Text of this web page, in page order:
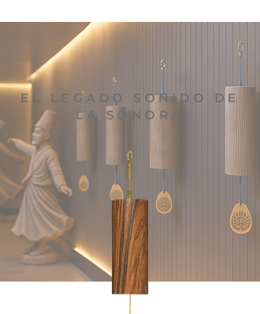
EL LEGADO SONIDO DE
LA SONORA